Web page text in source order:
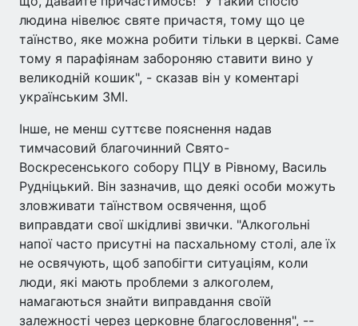
людина нівелює святе причастя, тому що це
таїнство, яке можна робити тільки в церкві. Саме
тому я парафіянам забороняю ставити вино у
великодній кошик", - сказав він у коментарі
українським ЗМІ.
Інше, не менш суттєве пояснення надав
тимчасовий благочинний Свято-
Воскресенського собору ПЦУ в Рівному, Василь
Рудніцький. Він зазначив, що деякі особи можуть
зловживати таїнством освячення, щоб
виправдати свої шкідливі звички. "Алкогольні
напої часто присутні на пасхальному столі, але їх
не освячують, щоб запобігти ситуаціям, коли
люди, які мають проблеми з алкоголем,
намагаються знайти виправдання своїй
залежності через церковне благословення", --